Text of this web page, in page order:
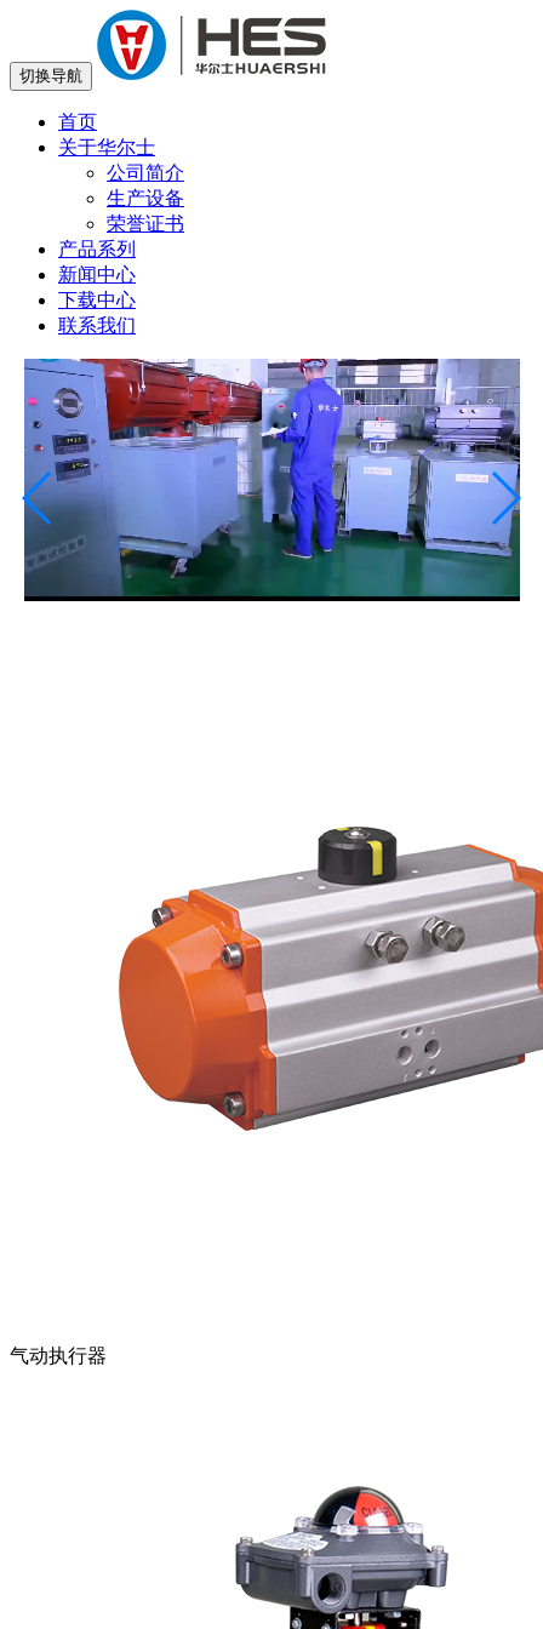
切换导航
首页
关于华尔士
公司简介
生产设备
荣誉证书
产品系列
新闻中心
下载中心
联系我们
气动执行器